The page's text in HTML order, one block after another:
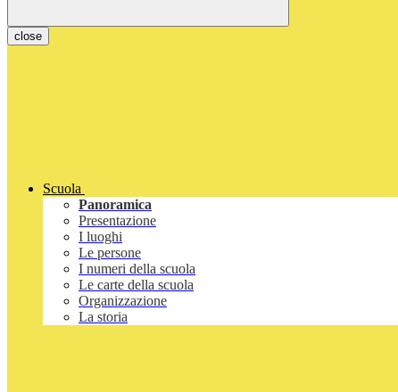
close
Scuola
Panoramica
Presentazione
I luoghi
Le persone
I numeri della scuola
Le carte della scuola
Organizzazione
La storia